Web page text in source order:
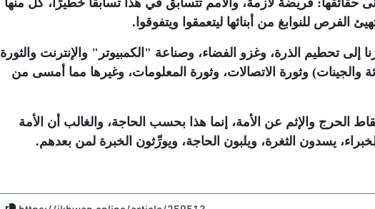
حقائقها: فريضة لازمة، والأمم تتسابق في هذا تسابقًا خطيرًا، كل منها
الفرص للنوابغ من أبنائها ليتعمقوا ويتفوقوا.
تحطيم الذرة، وغزو الفضاء، وصناعة "الكمبيوتر" والإنترنت والثورة
والجينات) وثورة الاتصالات، وثورة المعلومات، وغيرها مما أمسى من
والإثم عن الأمة، إنما هذا بحسب الحاجة، والغالب أن الأمة
يسدون الثغرة، ويلبون الحاجة، ويورِّثون الخبرة لمن بعدهم.